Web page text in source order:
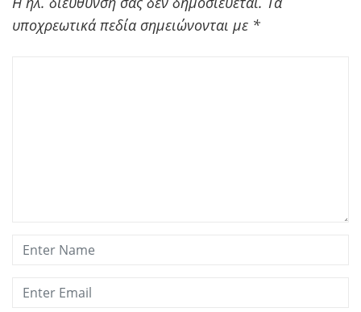
υποχρεωτικά πεδία σημειώνονται με *